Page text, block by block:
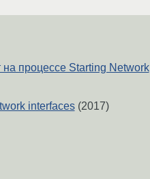
на процессе Starting Network
interfaces(2017)